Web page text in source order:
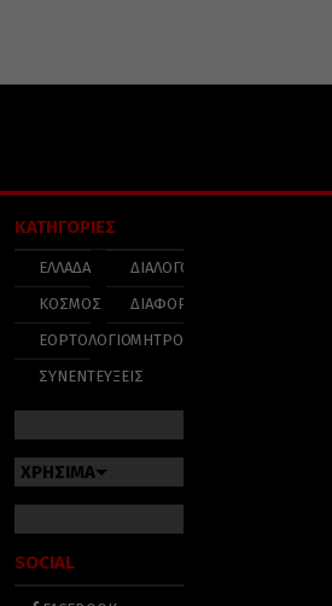
ΚΑΤΗΓΟΡΙΕΣ
ΕΛΛΑΔΑ
ΚΟΣΜΟΣ
ΕΟΡΤΟΛΟΓΙΟ
ΣΥΝΕΝΤΕΥΞΕΙΣ
ΔΙΑΛΟΓΟΣ
ΔΙΑΦΟΡΑ
ΜΗΤΡΟΠΟΛΕΙΣ
ΧΡΗΣΙΜΑ
SOCIAL